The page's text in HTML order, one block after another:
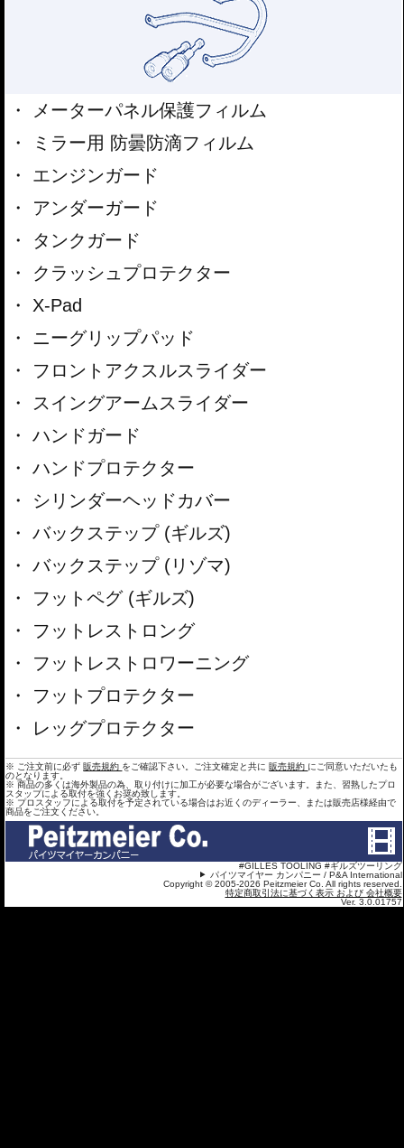
メーターパネル保護フィルム
ミラー用 防曇防滴フィルム
エンジンガード
アンダーガード
タンクガード
クラッシュプロテクター
X-Pad
ニーグリップパッド
フロントアクスルスライダー
スイングアームスライダー
ハンドガード
ハンドプロテクター
シリンダーヘッドカバー
バックステップ (ギルズ)
バックステップ (リゾマ)
フットペグ (ギルズ)
フットレストロング
フットレストロワーニング
フットプロテクター
レッグプロテクター
※ ご注文前に必ず 販売規約 をご確認下さい。ご注文確定と共に 販売規約 にご同意いただいたも
のとなります。
※ 商品の多くは海外製品の為、取り付けに加工が必要な場合がございます。また、習熟したプロ
スタップによる取付を強くお奨め致します。
※ プロスタッフによる取付を予定されている場合はお近くのディーラー、または販売店様経由で
商品をご注文ください。
#GILLES TOOLING #ギルズツーリング
パイツマイヤー カンパニー / P&A International
Copyright © 2005-2026 Peitzmeier Co. All rights reserved.
特定商取引法に基づく表示 および 会社概要
Ver. 3.0.01757